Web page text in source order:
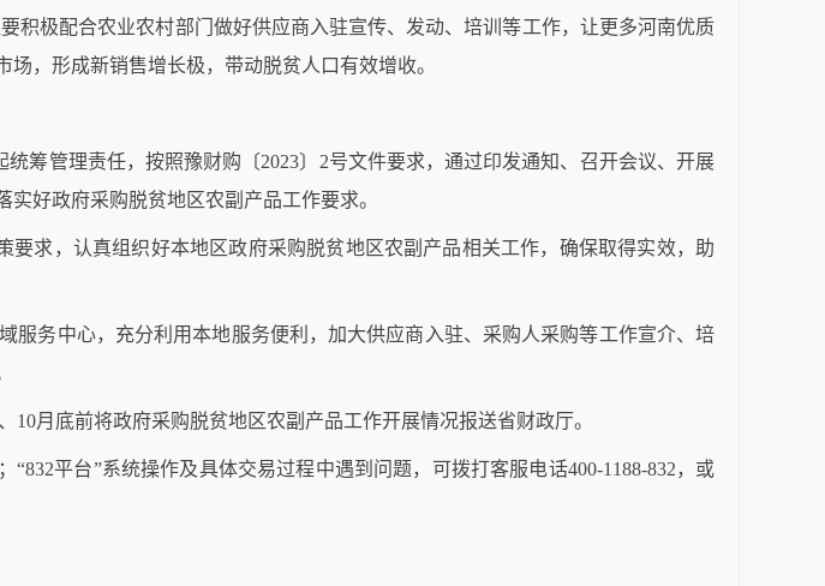
积极配合农业农村部门做好供应商入驻宣传、发动、培训等工作，让更多河南优质
，形成新销售增长极，带动脱贫人口有效增收。
统筹管理责任，按照豫财购〔2023〕 2号文件要求，通过印发通知、召开会议、开展
好政府采购脱贫地区农副产品工作要求。
要求，认真组织好本地区政府采购脱贫地区农副产品相关工作，确保取得实效，助
服务中心，充分利用本地服务便利，加大供应商入驻、采购人采购等工作宣介、培
10月底前将政府采购脱贫地区农副产品工作开展情况报送省财政厅。
；“832平台”系统操作及具体交易过程中遇到问题，可拨打客服电话400-1188-832，或